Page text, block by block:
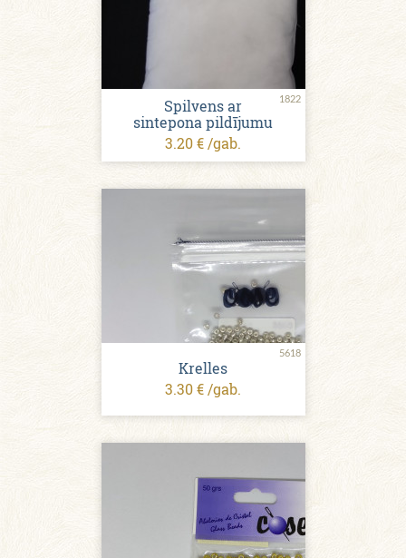
1822
Spilvens ar
sintepona pildījumu
3.20 € /gab.
5618
Krelles
3.30 € /gab.